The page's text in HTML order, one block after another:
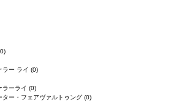
ラー ライ (0)
ラーライ (0)
ー・フェアヴァルトゥング (0)